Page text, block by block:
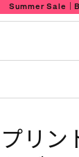
Summer Sale｜
リン